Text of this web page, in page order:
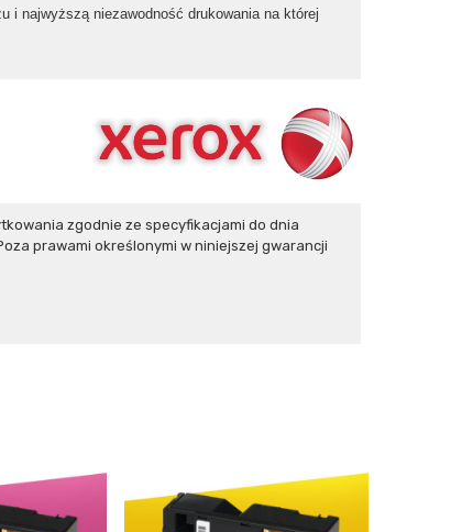
i najwyższą niezawodność drukowania na której
zgodnie ze specyfikacjami do dnia
prawami określonymi w niniejszej gwarancji